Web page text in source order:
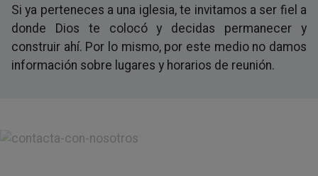
Si ya perteneces a una iglesia, te invitamos a ser fiel a
donde Dios te colocó y decidas permanecer y
construir ahí. Por lo mismo, por este medio no damos
información sobre lugares y horarios de reunión.